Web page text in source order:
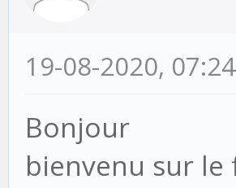
19-08-2020, 07:24
Bonjour
bienvenu sur le